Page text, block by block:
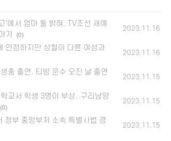
'에서 엄마 둘 밝혀, TV조선 새예
기
(0)
2023.11.16
인정하지만 상철이 다른 여성과
2023.11.16
충 출연, 티빙 운수 오진 날 출연
2023.11.15
교서 학생 3명이 부상..구리남양
(0)
2023.11.15
정부 중앙부처 소속 특별사법 경
2023.11.15